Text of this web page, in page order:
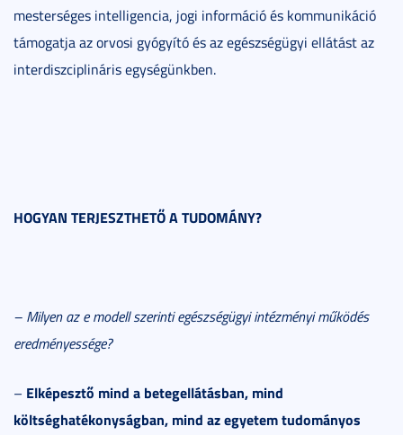
mesterséges intelligencia, jogi információ és kommunikáció
támogatja az orvosi gyógyító és az egészségügyi ellátást az
interdiszciplináris egységünkben.
HOGYAN TERJESZTHETŐ A TUDOMÁNY?
– Milyen az e modell szerinti egészségügyi intézményi működés
eredményessége?
– Elképesztő mind a betegellátásban, mind
költséghatékonyságban, mind az egyetem tudományos